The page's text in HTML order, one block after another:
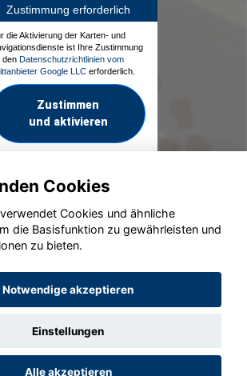
Zustimmung erforderlich
die Aktivierung der Karten- und
ist Ihre Zustimmung
den Datenschutzrichtlinien vom
Google LLC erforderlich.
Zustimmen
und aktivieren
GmbH 2020 - 2026
Cookies
Cookies und ähnliche
die Basisfunktion zu gewährleisten und
zu bieten.
Notwendige akzeptieren
Einstellungen
Alle akzeptieren